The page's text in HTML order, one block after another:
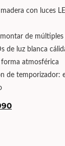
con luces
de múltiples
de luz blanca
forma atmosférica
de temporizador: